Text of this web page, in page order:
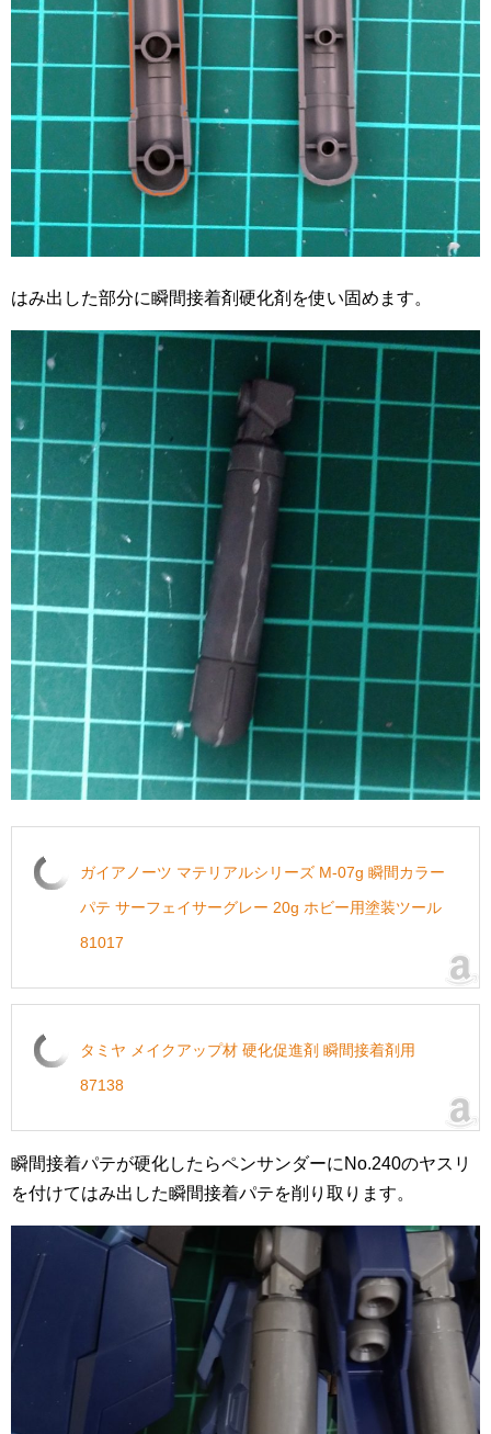
はみ出した部分に瞬間接着剤硬化剤を使い固めます。
ガイアノーツ マテリアルシリーズ M-07g 瞬間カラー
パテ サーフェイサーグレー 20g ホビー用塗装ツール
81017
タミヤ メイクアップ材 硬化促進剤 瞬間接着剤用
87138
瞬間接着パテが硬化したらペンサンダーにNo.240のヤスリ
を付けてはみ出した瞬間接着パテを削り取ります。